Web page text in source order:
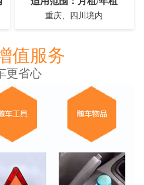
重庆、四川境内
值服务
更省心